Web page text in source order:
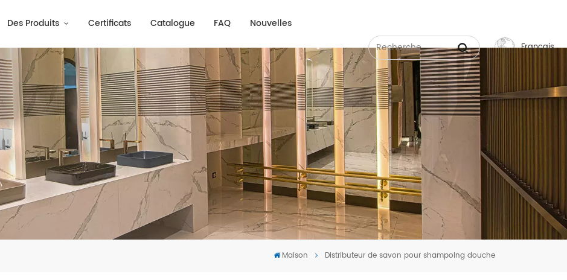
Des Produits Certificats Catalogue FAQ Nouvelles
Français
English
Русский
Español
中文
Maison Distributeur de savon pour shampoing douche